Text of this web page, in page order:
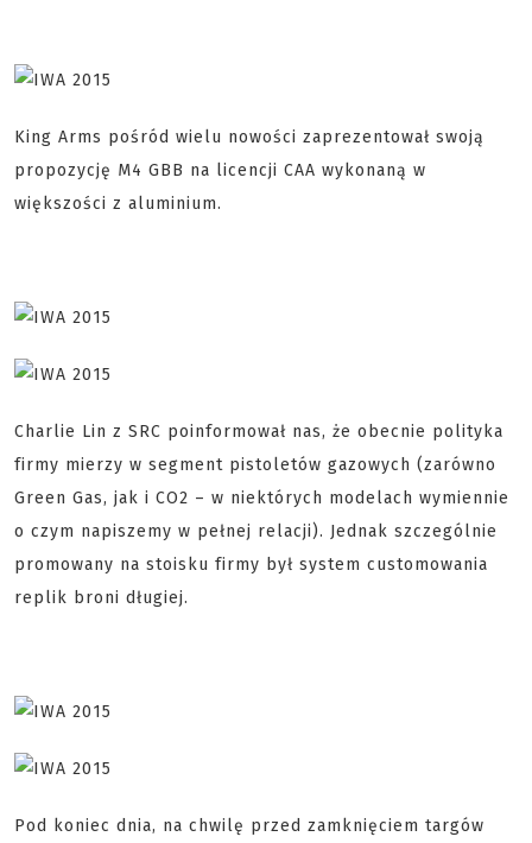
King Arms pośród wielu nowości zaprezentował swoją
propozycję M4 GBB na licencji CAA wykonaną w
większości z aluminium.
Charlie Lin z SRC poinformował nas, że obecnie polityka
firmy mierzy w segment pistoletów gazowych (zarówno
Green Gas, jak i CO2 – w niektórych modelach wymiennie
o czym napiszemy w pełnej relacji). Jednak szczególnie
promowany na stoisku firmy był system customowania
replik broni długiej.
Pod koniec dnia, na chwilę przed zamknięciem targów